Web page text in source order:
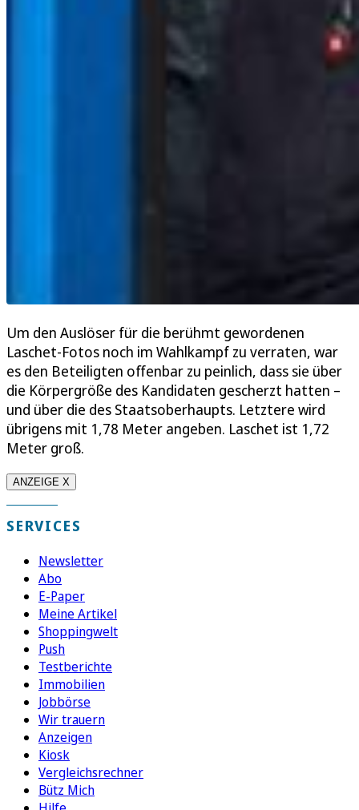
Um den Auslöser für die berühmt gewordenen
Laschet-Fotos noch im Wahlkampf zu verraten, war
es den Beteiligten offenbar zu peinlich, dass sie über
die Körpergröße des Kandidaten gescherzt hatten –
und über die des Staatsoberhaupts. Letztere wird
übrigens mit 1,78 Meter angeben. Laschet ist 1,72
Meter groß.
ANZEIGE X
SERVICES
Newsletter
Abo
E-Paper
Meine Artikel
Shoppingwelt
Push
Testberichte
Immobilien
Jobbörse
Wir trauern
Anzeigen
Kiosk
Vergleichsrechner
Bütz Mich